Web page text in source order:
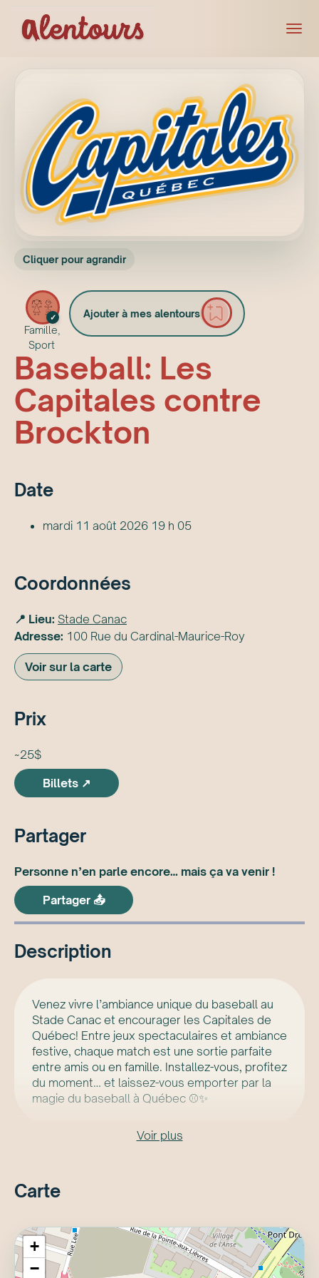
Cliquer pour agrandir
✓
Famille,
Sport
Ajouter à mes alentours
Baseball: Les
Capitales contre
Brockton
Date
mardi 11 août 2026 19 h 05
Coordonnées
📍 Lieu: Stade Canac
Adresse: 100 Rue du Cardinal-Maurice-Roy
Voir sur la carte
Prix
~25$
Billets ↗
Partager
Personne n’en parle encore… mais ça va venir !
Partager 📤
Description
Venez vivre l’ambiance unique du baseball au
Stade Canac et encourager les Capitales de
Québec! Entre jeux spectaculaires et ambiance
festive, chaque match est une sortie parfaite
entre amis ou en famille. Installez-vous, profitez
du moment… et laissez-vous emporter par la
magie du baseball à Québec ⚾✨
Voir plus
Carte
+
−